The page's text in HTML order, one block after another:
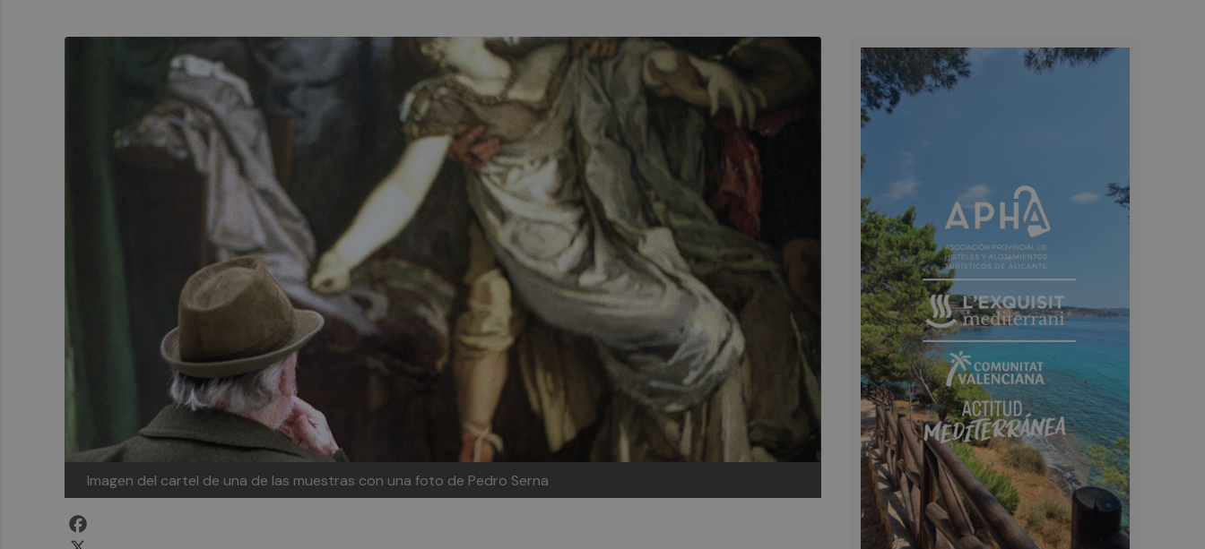
Imagen del cartel de una de las muestras con una foto de Pedro Serna